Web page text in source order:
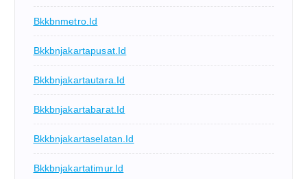
Bkkbnmetro.id
Bkkbnjakartapusat.id
Bkkbnjakartautara.id
Bkkbnjakartabarat.id
Bkkbnjakartaselatan.id
Bkkbnjakartatimur.id